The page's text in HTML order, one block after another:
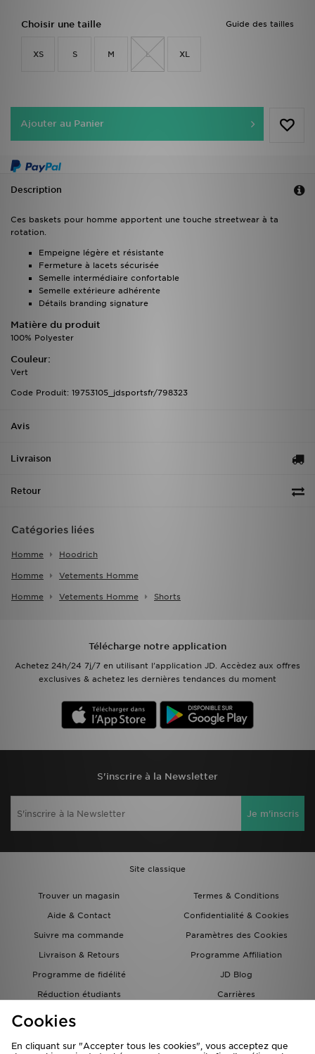
Guide des tailles
Choisir une taille
XS S M L XL
Ajouter au Panier
Description
Ces baskets pour homme apportent une touche streetwear à ta
rotation.
Empeigne légère et résistante
Fermeture à lacets sécurisée
Semelle intermédiaire confortable
Semelle extérieure adhérente
Détails branding signature
Matière du produit
100% Polyester
Couleur:
Vert
Code Produit: 19753105_jdsportsfr/798323
Avis
Livraison
Retour
Catégories liées
Homme Hoodrich
Homme Vetements Homme
Homme Vetements Homme Shorts
Télécharge notre application
Achetez 24h/24 7j/7 en utilisant l'application JD. Accèdez aux offres
exclusives & achetez les dernières tendances du moment
S'inscrire à la Newsletter
Je m'inscris
Site classique
Trouver un magasin
Termes & Conditions
Aide & Contact
Confidentialité & Cookies
Suivre ma commande
Paramètres des Cookies
Livraison & Retours
Programme Affiliation
Programme de fidélité
JD Blog
Réduction étudiants
Carrières
Carte Cadeau
Cookies
En cliquant sur "Accepter tous les cookies", vous acceptez que